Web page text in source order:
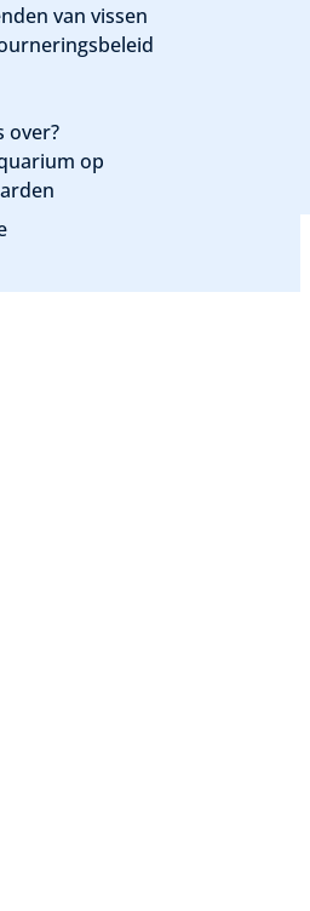
van vissen
over?
op